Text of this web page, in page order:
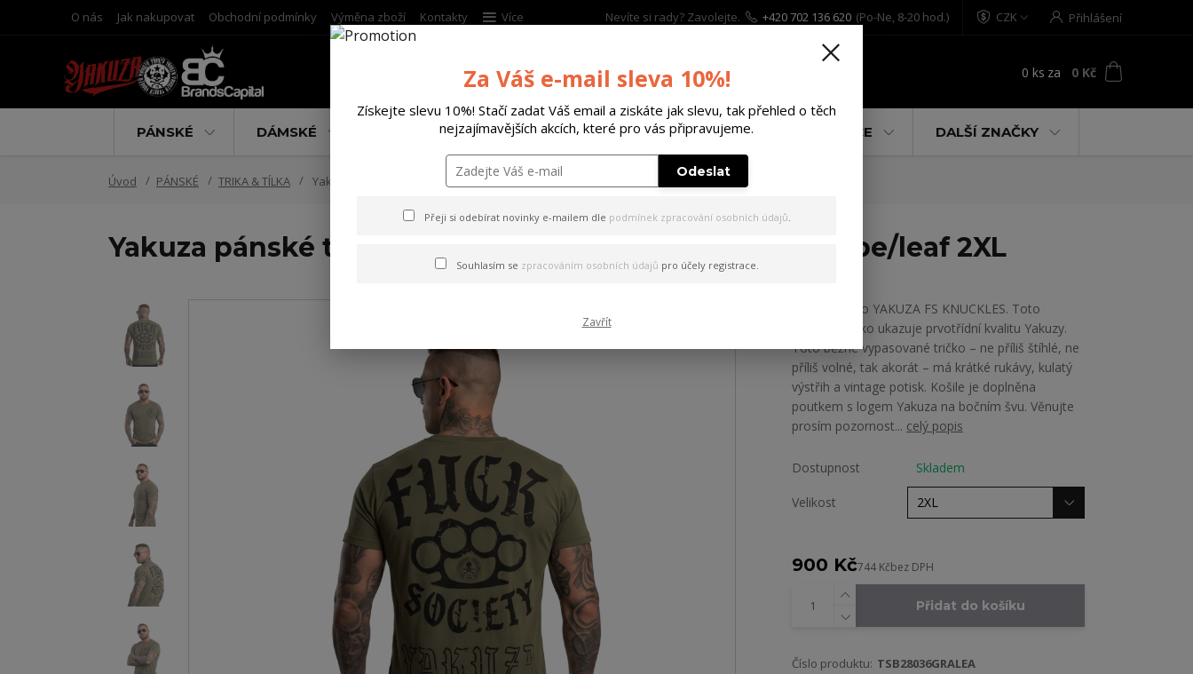
O nás Jak nakupovat Obchodní podmínky Výměna zboží Kontakty Více CZK Přihlášení
Nevíte si rady? Zavolejte. +420 702 136 620 (Po-Ne, 8-20 hod.)
0 ks za 0 Kč
PÁNSKÉ DÁMSKÉ DOPLŇKY DÁRKOVÉ POUKAZY % AKCE DALŠÍ ZNAČKY
Úvod PÁNSKÉ TRIKA & TÍLKA Yakuza pánské tričko FS Knuckles Regular T-Shirt grape/leaf 2XL
Yakuza pánské tričko FS Knuckles Regular T-Shirt grape/leaf 2XL
Pánské tričko YAKUZA FS KNUCKLES. Toto
poutavé tričko ukazuje prvotřídní kvalitu Yakuzy.
Toto běžné vypasované tričko – ne příliš štíhlé, ne
příliš volné, tak akorát – má krátké rukávy, kulatý
výstřih a vintage potisk. Košile je doplněna
poutkem s logem Yakuza na bočním švu. Věnujte
prosím pozornost... celý popis
Dostupnost Skladem
Velikost
900 Kč744 Kčbez DPH
Přidat do košíku
Číslo produktu: TSB28036GRALEA
Za Váš e-mail sleva 10%!
Získejte slevu 10%! Stačí zadat Váš email a ziskáte jak slevu, tak přehled o těch
nejzajímavějších akcích, které pro vás připravujeme.
Odeslat
Přeji si odebírat novinky e-mailem dle podmínek zpracování osobních údajů.
Souhlasím se zpracováním osobních údajů pro účely registrace.
Zavřít